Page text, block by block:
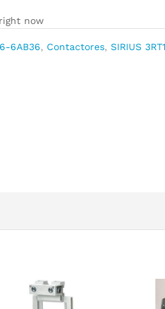
now
6AB36, Contactores,SIRIUS